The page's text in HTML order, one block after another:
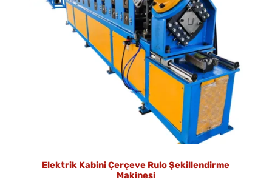
Elektrik Kabini Çerçeve Rulo Şekillendirme
Makinesi